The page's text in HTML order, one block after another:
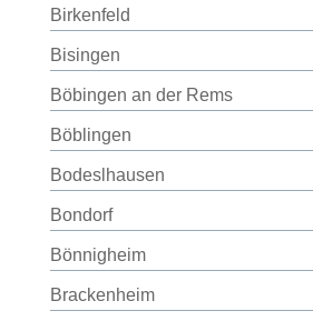
Birkenfeld
Bisingen
Böbingen an der Rems
Böblingen
Bodeslhausen
Bondorf
Bönnigheim
Brackenheim